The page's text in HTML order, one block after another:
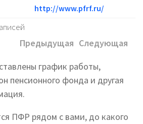
http://www.pfrf.ru/
Предыдущая Следующая
график работы,
пенсионного фонда и другая
ПФР рядом с вами, до какого